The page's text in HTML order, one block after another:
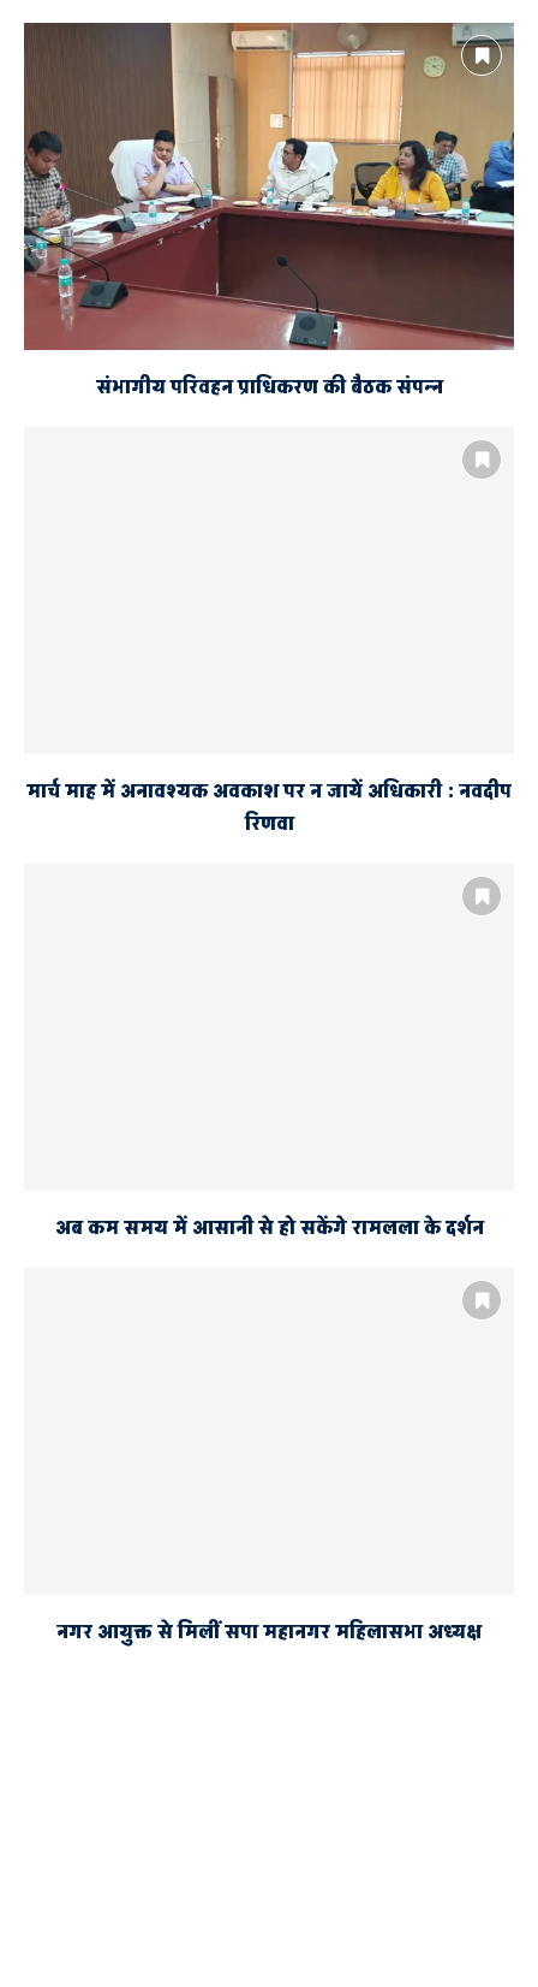
संभागीय परिवहन प्राधिकरण की बैठक संपन्न
मार्च माह में अनावश्यक अवकाश पर न जायें अधिकारी : नवदीप
रिणवा
अब कम समय में आसानी से हो सकेंगे रामलला के दर्शन
नगर आयुक्त से मिलीं सपा महानगर महिलासभा अध्यक्ष